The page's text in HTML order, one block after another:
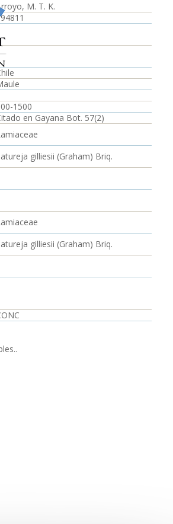
M. T. K.
1500
en Gayana Bot. 57(2)
gilliesii (Graham) Briq.
gilliesii (Graham) Briq.